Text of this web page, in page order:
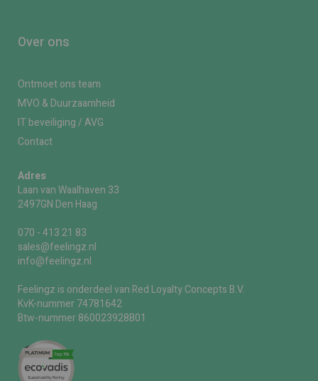
Over ons
Ontmoet ons team
MVO & Duurzaamheid
IT beveiliging / AVG
Contact
Adres
Laan van Waalhaven 33
2497GN Den Haag
070 - 413 21 83
sales@feelingz.nl
info@feelingz.nl
Feelingz is onderdeel van Red Loyalty Concepts B.V.
KvK-nummer 74781642
Btw-nummer 860023928B01